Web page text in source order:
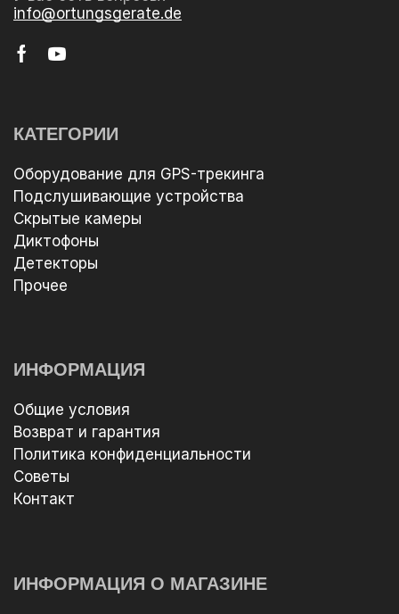
info@ortungsgerate.de
КАТЕГОРИИ
Оборудование для GPS-трекинга
Подслушивающие устройства
Скрытые камеры
Диктофоны
Детекторы
Прочее
ИНФОРМАЦИЯ
Общие условия
Возврат и гарантия
Политика конфиденциальности
Советы
Контакт
ИНФОРМАЦИЯ О МАГАЗИНЕ